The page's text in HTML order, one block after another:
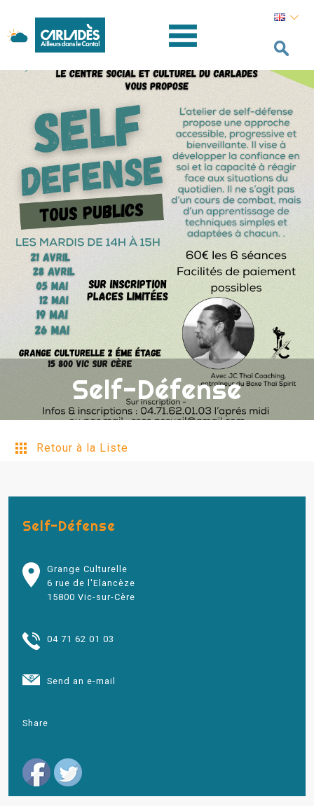
Self-Défense
Retour à la Liste
Self-Défense
Grange Culturelle
6 rue de l'Elancèze
15800 Vic-sur-Cère
04 71 62 01 03
Send an e-mail
Share